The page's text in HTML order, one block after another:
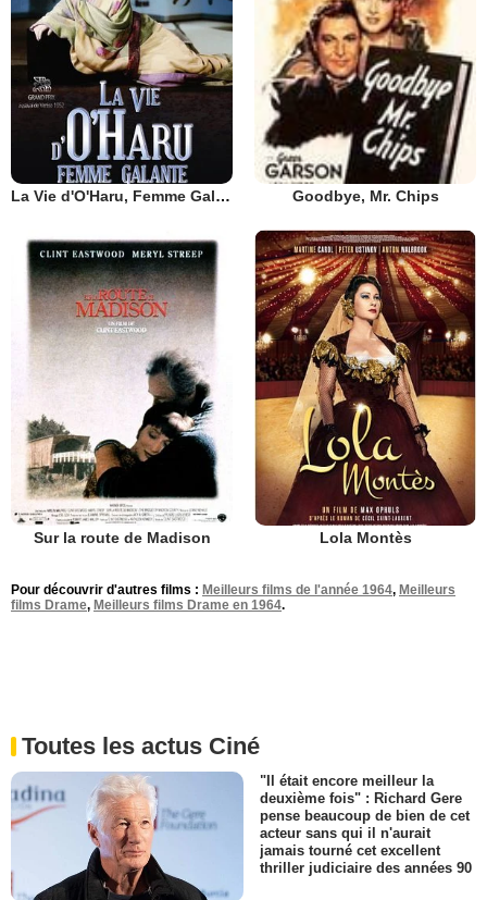
La Vie d'O'Haru, Femme Galante Goodbye, Mr. Chips
Sur la route de Madison Lola Montès
Pour découvrir d'autres films : Meilleurs films de l'année 1964, Meilleurs
films Drame, Meilleurs films Drame en 1964.
Toutes les actus Ciné
"Il était encore meilleur la
deuxième fois" : Richard Gere
pense beaucoup de bien de cet
acteur sans qui il n'aurait
jamais tourné cet excellent
thriller judiciaire des années 90